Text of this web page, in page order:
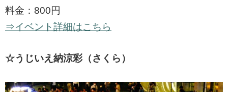
料金：800円
⇒イベント詳細はこちら
☆うじいえ納涼彩（さくら）